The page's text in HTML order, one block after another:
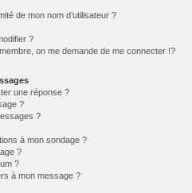
de mon nom d’utilisateur ?
?
on me demande de me connecter !?
une réponse ?
?
?
à mon sondage ?
?
?
à mon message ?